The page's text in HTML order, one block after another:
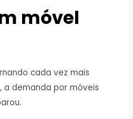
móvel
cada vez mais
a demanda por móveis